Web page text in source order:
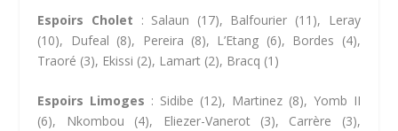
Espoirs Cholet : Salaun (17), Balfourier (11), Leray
(10), Dufeal (8), Pereira (8), L’Etang (6), Bordes (4),
Traoré (3), Ekissi (2), Lamart (2), Bracq (1)
Espoirs Limoges : Sidibe (12), Martinez (8), Yomb II
(6), Nkombou (4), Eliezer-Vanerot (3), Carrère (3),